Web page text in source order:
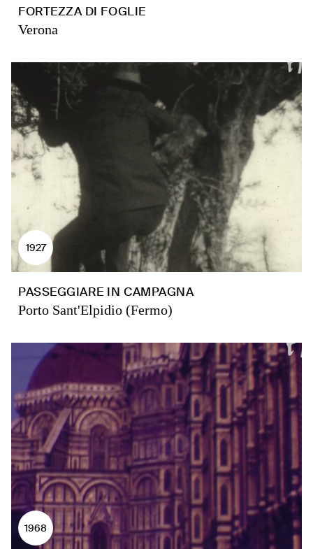
FORTEZZA DI FOGLIE
Verona
1927
PASSEGGIARE IN CAMPAGNA
Porto Sant'Elpidio (Fermo)
1968